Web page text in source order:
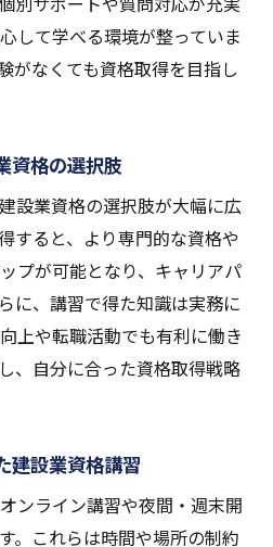
して学べる環境が整っていま
がなくても資格取得を目指し
資格の選択肢
設業資格の選択肢が大幅に広
すると、より専門的な資格や
プが可能となり、キャリアパ
に、講習で得た知識は実務に
上や転職活動でも有利に働き
、自分に合った資格取得戦略
建設業資格講習
ンライン講習や夜間・週末開
。これらは時間や場所の制約